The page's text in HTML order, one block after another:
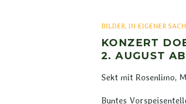
BILDER, IN EIGENER
KONZERT
2. AUGUST
Sekt mit Rosenlimo,
Buntes